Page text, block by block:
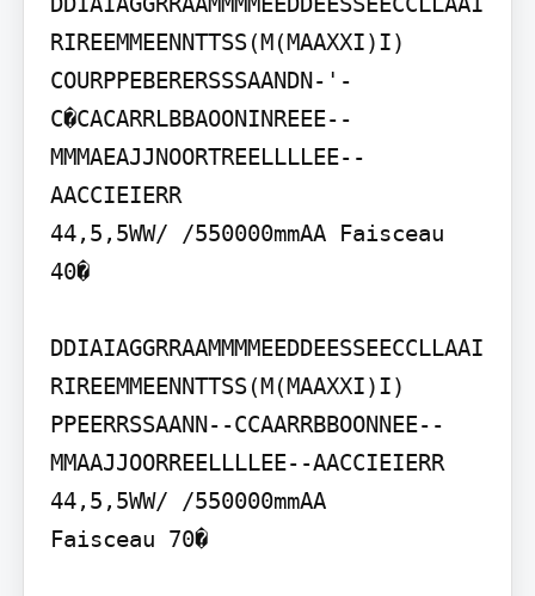
RIREEMMEENNTTSS(M(MAAXXI)I)
COURPPEBERERSSSAANDN-'-
C�CACARRLBBAOONINREEE--
MMMAEAJJNOORTREELLLLEE--
AACCIEIERR
44,5,5WW/ /550000mmAA Faisceau
40�
DDIAIAGGRRAAMMMMEEDDEESSEECCLLAAI
RIREEMMEENNTTSS(M(MAAXXI)I)
PPEERRSSAANN--CCAARRBBOONNEE--
MMAAJJOORREELLLLEE--AACCIEIERR
44,5,5WW/ /550000mmAA
Faisceau 70�